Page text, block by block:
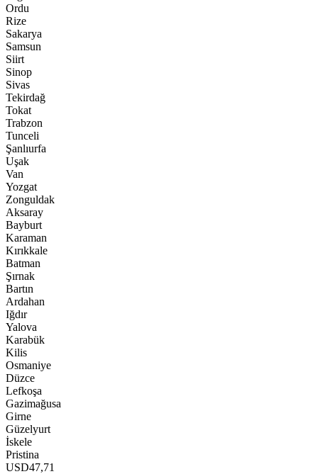
Ordu
Rize
Sakarya
Samsun
Siirt
Sinop
Sivas
Tekirdağ
Tokat
Trabzon
Tunceli
Şanlıurfa
Uşak
Van
Yozgat
Zonguldak
Aksaray
Bayburt
Karaman
Kırıkkale
Batman
Şırnak
Bartın
Ardahan
Iğdır
Yalova
Karabük
Kilis
Osmaniye
Düzce
Lefkoşa
Gazimağusa
Girne
Güzelyurt
İskele
Pristina
USD47,71